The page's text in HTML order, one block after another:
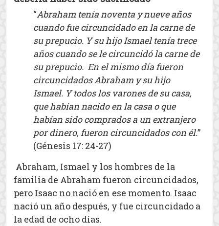
“Abraham tenía noventa y nueve años
cuando fue circuncidado en la carne de
su prepucio. Y su hijo Ismael tenía trece
años cuando se le circuncidó la carne de
su prepucio. En el mismo día fueron
circuncidados Abraham y su hijo
Ismael. Y todos los varones de su casa,
que habían nacido en la casa o que
habían sido comprados a un extranjero
por dinero, fueron circuncidados con él.”
(Génesis 17: 24-27)
Abraham, Ismael y los hombres de la
familia de Abraham fueron circuncidados,
pero Isaac no nació en ese momento. Isaac
nació un año después, y fue circuncidado a
la edad de ocho días.